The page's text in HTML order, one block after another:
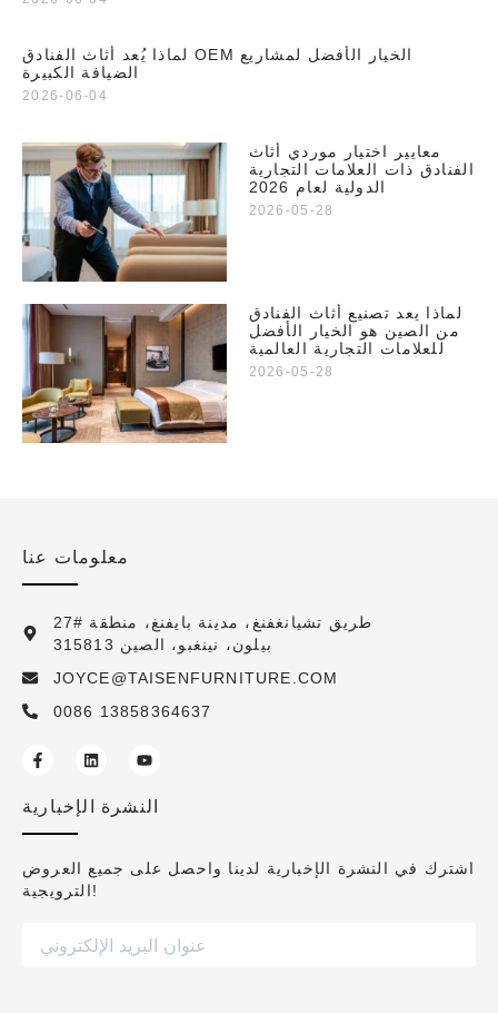
لماذا يُعد أثاث الفنادق OEM الخيار الأفضل لمشاريع
الضيافة الكبيرة
2026-06-04
معايير اختيار موردي أثاث
الفنادق ذات العلامات التجارية
الدولية لعام 2026
2026-05-28
لماذا يعد تصنيع أثاث الفنادق
من الصين هو الخيار الأفضل
للعلامات التجارية العالمية
2026-05-28
معلومات عنا
27# طريق تشيانغفنغ، مدينة بايفنغ، منطقة
بيلون، نينغبو، الصين 315813
JOYCE@TAISENFURNITURE.COM
0086 13858364637
النشرة الإخبارية
اشترك في النشرة الإخبارية لدينا واحصل على جميع العروض
الترويجية!